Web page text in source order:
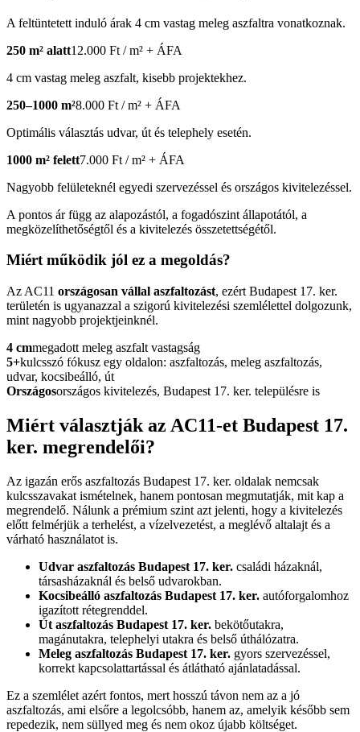
A feltüntetett induló árak 4 cm vastag meleg aszfaltra vonatkoznak.
250 m² alatt12.000 Ft / m² + ÁFA
4 cm vastag meleg aszfalt, kisebb projektekhez.
250–1000 m²8.000 Ft / m² + ÁFA
Optimális választás udvar, út és telephely esetén.
1000 m² felett7.000 Ft / m² + ÁFA
Nagyobb felületeknél egyedi szervezéssel és országos kivitelezéssel.
A pontos ár függ az alapozástól, a fogadószint állapotától, a
megközelíthetőségtől és a kivitelezés összetettségétől.
Miért működik jól ez a megoldás?
Az AC11 országosan vállal aszfaltozást, ezért Budapest 17. ker.
területén is ugyanazzal a szigorú kivitelezési szemlélettel dolgozunk,
mint nagyobb projektjeinknél.
4 cmmegadott meleg aszfalt vastagság
5+kulcsszó fókusz egy oldalon: aszfaltozás, meleg aszfaltozás,
udvar, kocsibeálló, út
Országosországos kivitelezés, Budapest 17. ker. településre is
Miért választják az AC11-et Budapest 17.
ker. megrendelői?
Az igazán erős aszfaltozás Budapest 17. ker. oldalak nemcsak
kulcsszavakat ismételnek, hanem pontosan megmutatják, mit kap a
megrendelő. Nálunk a prémium szint azt jelenti, hogy a kivitelezés
előtt felmérjük a terhelést, a vízelvezetést, a meglévő altalajt és a
várható használatot is.
Udvar aszfaltozás Budapest 17. ker. családi házaknál,
társasházaknál és belső udvarokban.
Kocsibeálló aszfaltozás Budapest 17. ker. autóforgalomhoz
igazított rétegrenddel.
Út aszfaltozás Budapest 17. ker. bekötőutakra,
magánutakra, telephelyi utakra és belső úthálózatra.
Meleg aszfaltozás Budapest 17. ker. gyors szervezéssel,
korrekt kapcsolattartással és átlátható ajánlatadással.
Ez a szemlélet azért fontos, mert hosszú távon nem az a jó
aszfaltozás, ami elsőre a legolcsóbb, hanem az, amelyik később sem
repedezik, nem süllyed meg és nem okoz újabb költséget.